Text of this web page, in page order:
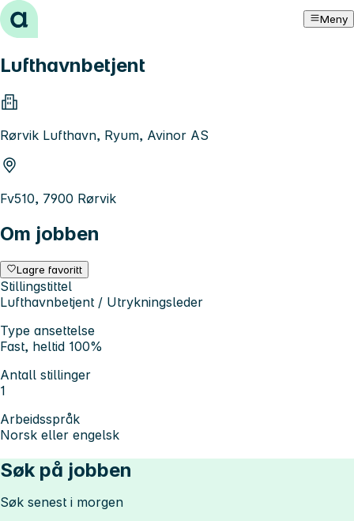
Hopp til innhold Meny
Lufthavnbetjent
Rørvik Lufthavn, Ryum, Avinor AS
Fv510, 7900 Rørvik
Om jobben
Lagre favoritt
Stillingstittel
Lufthavnbetjent / Utrykningsleder
Type ansettelse
Fast, heltid 100%
Antall stillinger
1
Arbeidsspråk
Norsk eller engelsk
Søk på jobben
Søk senest i morgen